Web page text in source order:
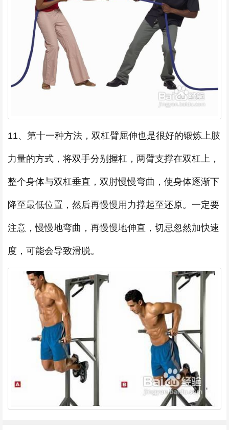
11、第十一种方法，双杠臂屈伸也是很好的锻炼上肢
力量的方式，将双手分别握杠，两臂支撑在双杠上，
整个身体与双杠垂直，双肘慢慢弯曲，使身体逐渐下
降至最低位置，然后再慢慢用力撑起至还原。一定要
注意，慢慢地弯曲，再慢慢地伸直，切忌忽然加快速
度，可能会导致滑脱。